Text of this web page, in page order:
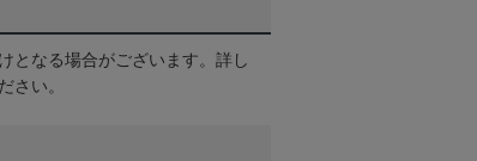
となる場合がございます。詳し
さい。